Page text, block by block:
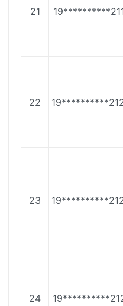
21
22
23
24